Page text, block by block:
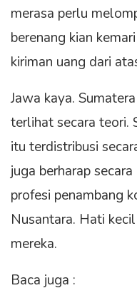
merasa perlu
berenang kian
kiriman uang dari
Jawa kaya.
terlihat secara teori.
itu terdistribusi
juga berharap
profesi penambang
Nusantara. Hati
mereka.
Baca juga :